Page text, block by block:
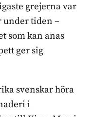
grejerna var
under tiden –
som kan anas
ger sig
svenskar höra
i